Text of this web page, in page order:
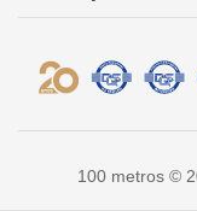
100 metros ©